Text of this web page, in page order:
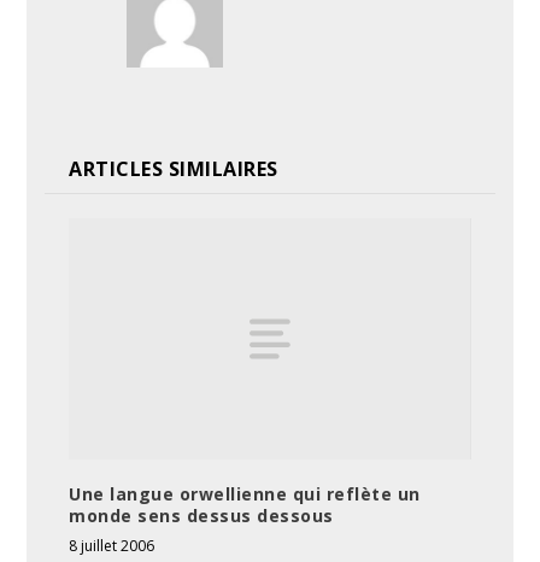
ARTICLES SIMILAIRES
Une langue orwellienne qui reflète un
monde sens dessus dessous
8 juillet 2006